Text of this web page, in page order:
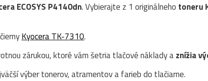
ECOSYS P4140dn. Vybierajte z 1 originálneho toneru
Kyocera TK-7310.
zárukou, ktoré vám šetria tlačové náklady aznížia
výber tonerov, atramentov a farieb do tlačiarne.